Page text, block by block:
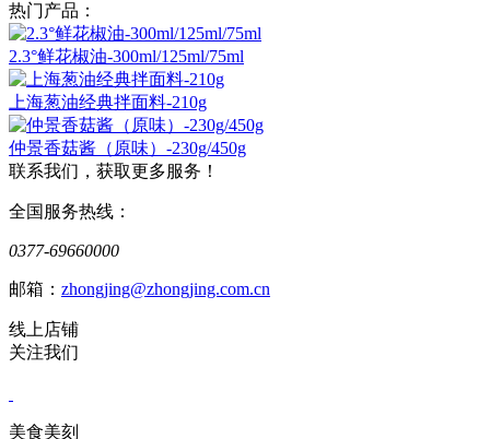
热门产品：
2.3°鲜花椒油-300ml/125ml/75ml
上海葱油经典拌面料-210g
仲景香菇酱（原味）-230g/450g
联系我们，获取更多服务！
全国服务热线：
0377-69660000
邮箱： zhongjing@zhongjing.com.cn
线上店铺
关注我们
美食美刻